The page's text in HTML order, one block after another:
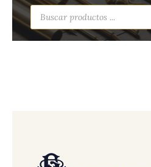
Búsqueda
de
productos